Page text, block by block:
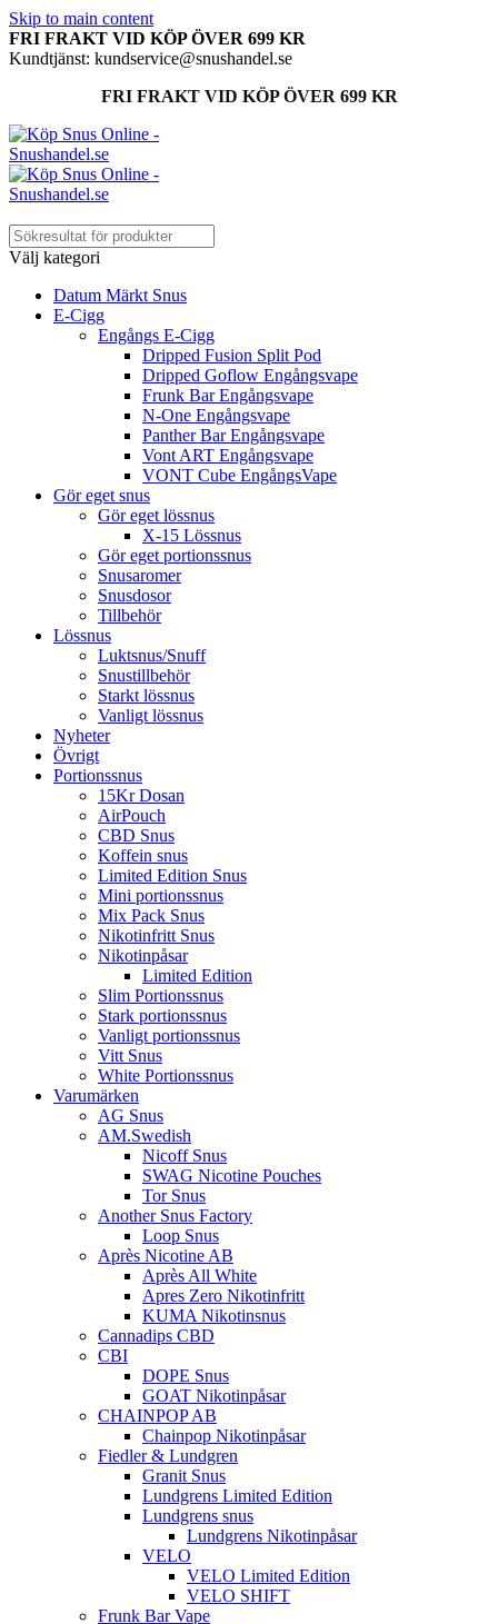
Skip to main content
FRI FRAKT VID KÖP ÖVER 699 KR
Kundtjänst: kundservice@snushandel.se
FRI FRAKT VID KÖP ÖVER 699 KR
Välj kategori
Datum Märkt Snus
E-Cigg
Engångs E-Cigg
Dripped Fusion Split Pod
Dripped Goflow Engångsvape
Frunk Bar Engångsvape
N-One Engångsvape
Panther Bar Engångsvape
Vont ART Engångsvape
VONT Cube EngångsVape
Gör eget snus
Gör eget lössnus
X-15 Lössnus
Gör eget portionssnus
Snusaromer
Snusdosor
Tillbehör
Lössnus
Luktsnus/Snuff
Snustillbehör
Starkt lössnus
Vanligt lössnus
Nyheter
Övrigt
Portionssnus
15Kr Dosan
AirPouch
CBD Snus
Koffein snus
Limited Edition Snus
Mini portionssnus
Mix Pack Snus
Nikotinfritt Snus
Nikotinpåsar
Limited Edition
Slim Portionssnus
Stark portionssnus
Vanligt portionssnus
Vitt Snus
White Portionssnus
Varumärken
AG Snus
AM.Swedish
Nicoff Snus
SWAG Nicotine Pouches
Tor Snus
Another Snus Factory
Loop Snus
Après Nicotine AB
Après All White
Apres Zero Nikotinfritt
KUMA Nikotinsnus
Cannadips CBD
CBI
DOPE Snus
GOAT Nikotinpåsar
CHAINPOP AB
Chainpop Nikotinpåsar
Fiedler & Lundgren
Granit Snus
Lundgrens Limited Edition
Lundgrens snus
Lundgrens Nikotinpåsar
VELO
VELO Limited Edition
VELO SHIFT
Frunk Bar Vape